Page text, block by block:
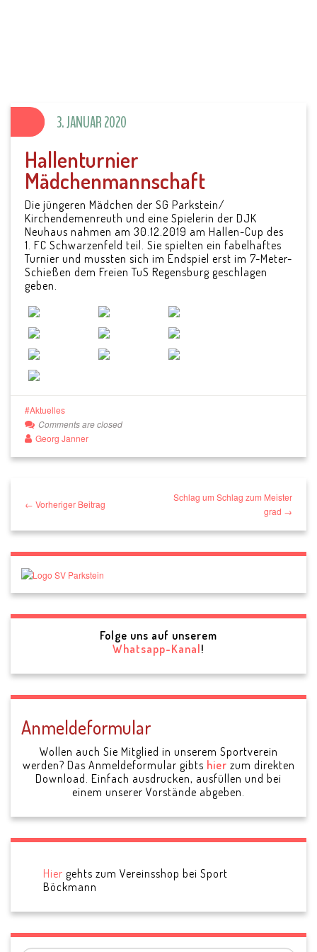
Hallenturnier
Mädchenmannschaft
Die jüngeren Mädchen der SG Parkstein/
Kirchendemenreuth und eine Spielerin der DJK
Neuhaus nahmen am 30.12.2019 am Hallen-Cup des
1. FC Schwarzenfeld teil. Sie spielten ein fabelhaftes
Turnier und mussten sich im Endspiel erst im 7-Meter-
Schießen dem Freien TuS Regensburg geschlagen
geben.
3. JANUAR 2020
Aktuelles
Comments are closed
Georg Janner
← Vorheriger Beitrag
Schlag um Schlag zum Meister
grad →
Folge uns auf unserem
Whatsapp-Kanal!
Anmeldeformular
Wollen auch Sie Mitglied in unserem Sportverein
werden? Das Anmeldeformular gibts hier zum direkten
Download. Einfach ausdrucken, ausfüllen und bei
einem unserer Vorstände abgeben.
Hier gehts zum Vereinsshop bei Sport
Böckmann